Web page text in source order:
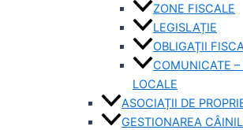
ZONE FISCALE
LEGISLAȚIE
OBLIGAȚII
COMUNICATE –
LOCALE
ASOCIAȚII DE
GESTIONAREA